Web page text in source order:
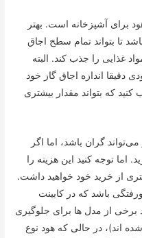
برای آشپزخانه است. بهتر
تا بتواند تمام سطح اجاق
غذایی را جذب کند. البته
دقیقا اندازه اجاق گاز خود
که بتواند مقدار بیشتری
گران باشد، اما اگر
اما توجه کنید این هزینه را
از خرید خود خواهید داشت.
باشد که در کابینت
از مدل ها برای جلوگیری
اند)، در حالی که هود نوع